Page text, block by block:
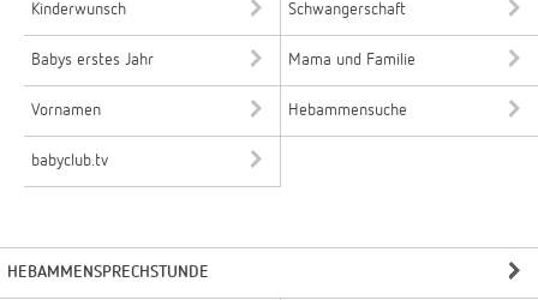
Kinderwunsch Schwangerschaft
Babys erstes Jahr Mama und Familie
Vornamen Hebammensuche
babyclub.tv
HEBAMMENSPRECHSTUNDE